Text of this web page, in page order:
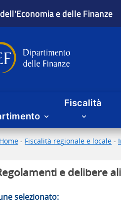
e delle Finanze
delle
Fiscalità
Home - Fiscalità regionale e locale -
e delibere
selezionato: